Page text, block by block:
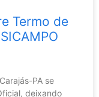
Termo de
PA se
deixando